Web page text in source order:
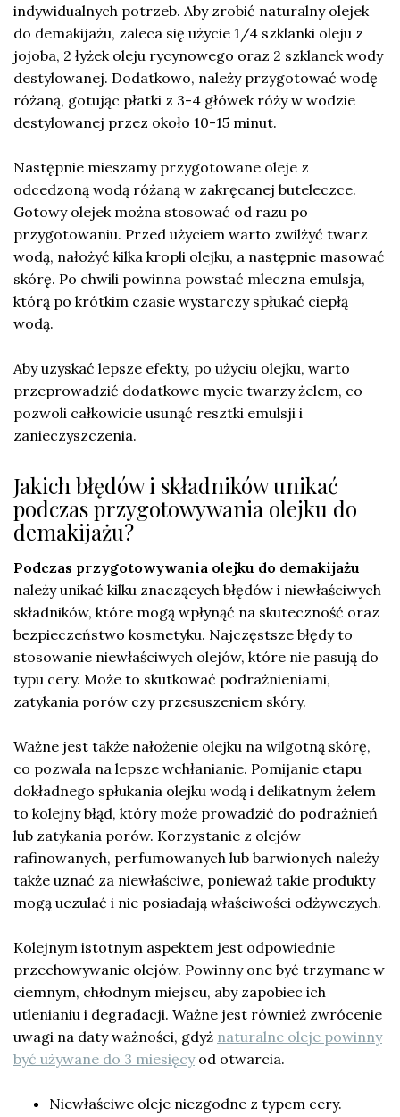
indywidualnych potrzeb. Aby zrobić naturalny olejek
do demakijażu, zaleca się użycie 1/4 szklanki oleju z
jojoba, 2 łyżek oleju rycynowego oraz 2 szklanek wody
destylowanej. Dodatkowo, należy przygotować wodę
różaną, gotując płatki z 3-4 główek róży w wodzie
destylowanej przez około 10-15 minut.
Następnie mieszamy przygotowane oleje z
odcedzoną wodą różaną w zakręcanej buteleczce.
Gotowy olejek można stosować od razu po
przygotowaniu. Przed użyciem warto zwilżyć twarz
wodą, nałożyć kilka kropli olejku, a następnie masować
skórę. Po chwili powinna powstać mleczna emulsja,
którą po krótkim czasie wystarczy spłukać ciepłą
wodą.
Aby uzyskać lepsze efekty, po użyciu olejku, warto
przeprowadzić dodatkowe mycie twarzy żelem, co
pozwoli całkowicie usunąć resztki emulsji i
zanieczyszczenia.
Jakich błędów i składników unikać
podczas przygotowywania olejku do
demakijażu?
Podczas przygotowywania olejku do demakijażu
należy unikać kilku znaczących błędów i niewłaściwych
składników, które mogą wpłynąć na skuteczność oraz
bezpieczeństwo kosmetyku. Najczęstsze błędy to
stosowanie niewłaściwych olejów, które nie pasują do
typu cery. Może to skutkować podrażnieniami,
zatykania porów czy przesuszeniem skóry.
Ważne jest także nałożenie olejku na wilgotną skórę,
co pozwala na lepsze wchłanianie. Pomijanie etapu
dokładnego spłukania olejku wodą i delikatnym żelem
to kolejny błąd, który może prowadzić do podrażnień
lub zatykania porów. Korzystanie z olejów
rafinowanych, perfumowanych lub barwionych należy
także uznać za niewłaściwe, ponieważ takie produkty
mogą uczulać i nie posiadają właściwości odżywczych.
Kolejnym istotnym aspektem jest odpowiednie
przechowywanie olejów. Powinny one być trzymane w
ciemnym, chłodnym miejscu, aby zapobiec ich
utlenianiu i degradacji. Ważne jest również zwrócenie
uwagi na daty ważności, gdyż naturalne oleje powinny
być używane do 3 miesięcyod otwarcia.
Niewłaściwe oleje niezgodne z typem cery.